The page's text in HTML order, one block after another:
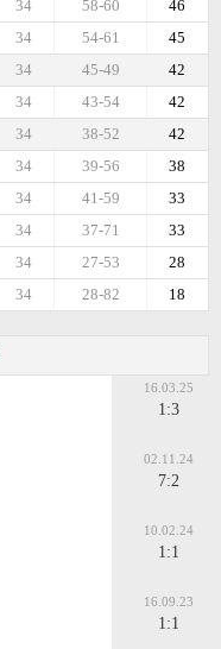
46
58-60
34
45
54-61
34
42
45-49
34
42
43-54
34
42
38-52
34
38
39-56
34
33
41-59
34
33
37-71
34
28
27-53
34
18
28-82
34
16.03.25
1:3
02.11.24
7:2
10.02.24
1:1
16.09.23
1:1